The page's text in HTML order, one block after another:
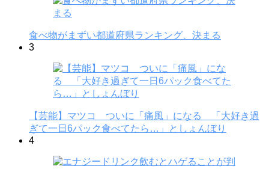
食べ物がまずい都道府県ランキング、決まる
3
【芸能】マツコ ついに「痛風」になる 「大好き過
ぎて一日6パック食べてたら…」としょんぼり
4